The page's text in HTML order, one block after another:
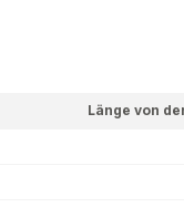
Länge von